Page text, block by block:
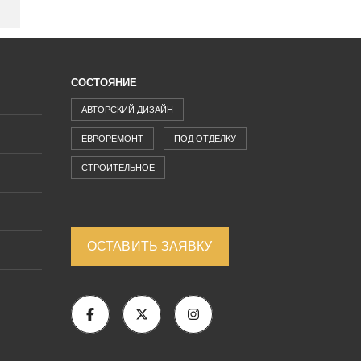
СОСТОЯНИЕ
АВТОРСКИЙ ДИЗАЙН
ЕВРОРЕМОНТ ПОД ОТДЕЛКУ
СТРОИТЕЛЬНОЕ
ОСТАВИТЬ ЗАЯВКУ